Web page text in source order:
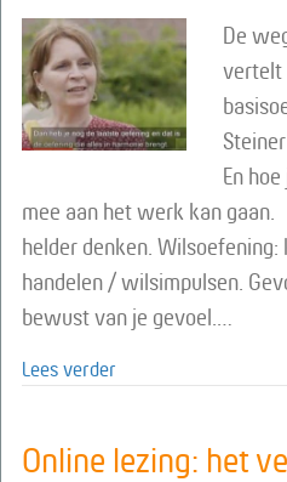
De
vertelt
En
mee aan het werk kan
helder denken.
handelen / wilsimpulsen.
bewust van je gevoel.…
Lees verder
Online lezing: het